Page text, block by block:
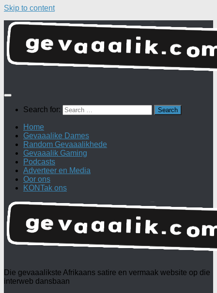
Skip to content
Search for:
Home
Gevaaalike Dames
Random Gevaaalikhede
Gevaaalik Gaming
Podcasts
Adverteer en Media
Oor ons
KONTak ons
Die gevaaalikste Afrikaans satire en vermaak website op die
interweb dansbaan